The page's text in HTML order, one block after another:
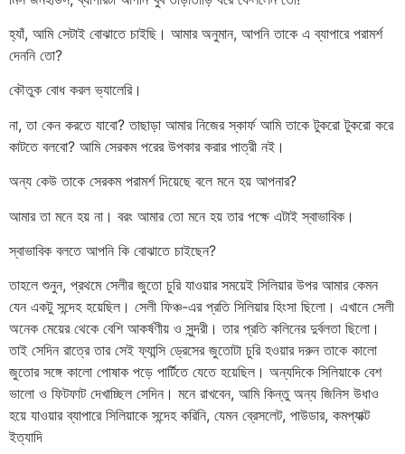
হ্যাঁ, আমি সেটাই বোঝাতে চাইছি। আমার অনুমান, আপনি তাকে এ ব্যাপারে পরামর্শ
দেননি তো?
কৌতুক বোধ করল ভ্যালেরি।
না, তা কেন করতে যাবো? তাছাড়া আমার নিজের স্কার্ফ আমি তাকে টুকরো টুকরো করে
কাটতে বলবো? আমি সেরকম পরের উপকার করার পাত্রী নই।
অন্য কেউ তাকে সেরকম পরামর্শ দিয়েছে বলে মনে হয় আপনার?
আমার তা মনে হয় না। বরং আমার তো মনে হয় তার পক্ষে এটাই স্বাভাবিক।
স্বাভাবিক বলতে আপনি কি বোঝাতে চাইছেন?
তাহলে শুনুন, প্রথমে সেলীর জুতো চুরি যাওয়ার সময়েই সিলিয়ার উপর আমার কেমন
যেন একটু সন্দেহ হয়েছিল। সেলী ফিঞ্চ-এর প্রতি সিলিয়ার হিংসা ছিলো। এখানে সেলী
অনেক মেয়ের থেকে বেশি আকর্ষণীয় ও সুন্দরী। তার প্রতি কলিনের দুর্বলতা ছিলো।
তাই সেদিন রাত্রে তার সেই ফ্যান্সি ড্রেসের জুতোটা চুরি হওয়ার দরুন তাকে কালো
জুতোর সঙ্গে কালো পোষাক পড়ে পার্টিতে যেতে হয়েছিল। অন্যদিকে সিলিয়াকে বেশ
ভালো ও ফিটফাট দেখাচ্ছিল সেদিন। মনে রাখবেন, আমি কিন্তু অন্য জিনিস উধাও
হয়ে যাওয়ার ব্যাপারে সিলিয়াকে সন্দেহ করিনি, যেমন ব্রেসলেট, পাউডার, কমপ্যাক্ট
ইত্যাদি